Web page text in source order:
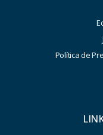
Política de